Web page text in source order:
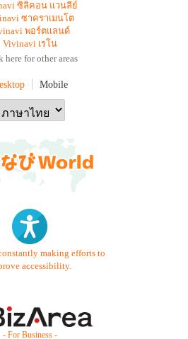
ซิลิคอน แวนลีย์
ซาคราเมนโต
พอร์ตแลนด์
Vivinavi เรโน
here for other areas
Mobile
making efforts to
accessibility.
- For Business -